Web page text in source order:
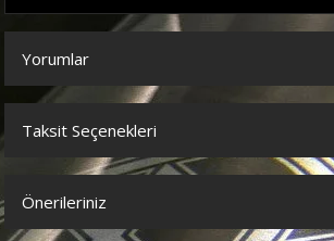
Yorumlar
Bu ürüne ilk yorumu siz yapın!
Taksit Seçenekleri
Önerileriniz